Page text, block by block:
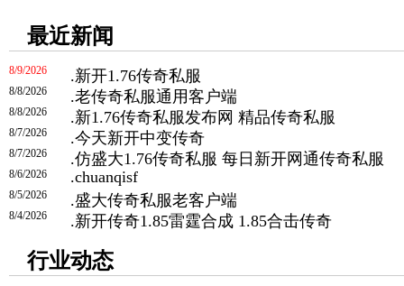
最近新闻
.新开1.76传奇私服
8/9/2026
.老传奇私服通用客户端
8/8/2026
.新1.76传奇私服发布网 精品传奇私服
8/8/2026
.今天新开中变传奇
8/7/2026
.仿盛大1.76传奇私服 每日新开网通传奇私服
8/7/2026
.chuanqisf
8/6/2026
.盛大传奇私服老客户端
8/5/2026
.新开传奇1.85雷霆合成 1.85合击传奇
8/4/2026
行业动态